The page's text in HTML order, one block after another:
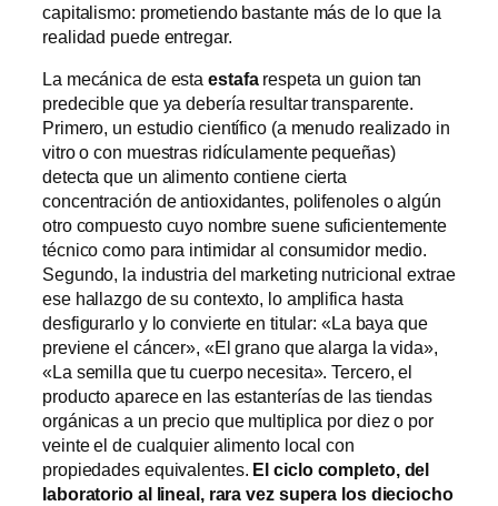
capitalismo: prometiendo bastante más de lo que la
realidad puede entregar.
La mecánica de esta estafarespeta un guion tan
predecible que ya debería resultar transparente.
Primero, un estudio científico (a menudo realizado in
vitro o con muestras ridículamente pequeñas)
detecta que un alimento contiene cierta
concentración de antioxidantes, polifenoles o algún
otro compuesto cuyo nombre suene suficientemente
técnico como para intimidar al consumidor medio.
Segundo, la industria del marketing nutricional extrae
ese hallazgo de su contexto, lo amplifica hasta
desfigurarlo y lo convierte en titular: «La baya que
previene el cáncer», «El grano que alarga la vida»,
«La semilla que tu cuerpo necesita». Tercero, el
producto aparece en las estanterías de las tiendas
orgánicas a un precio que multiplica por diez o por
veinte el de cualquier alimento local con
propiedades equivalentes. El ciclo completo, del
laboratorio al lineal, rara vez supera los dieciocho